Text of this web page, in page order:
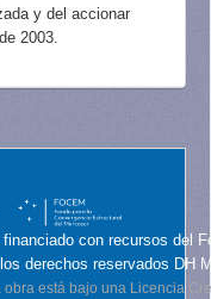
y del accionar
2003.
financiado con recursos del
derechos reservados DH
obra está bajo una Licencia